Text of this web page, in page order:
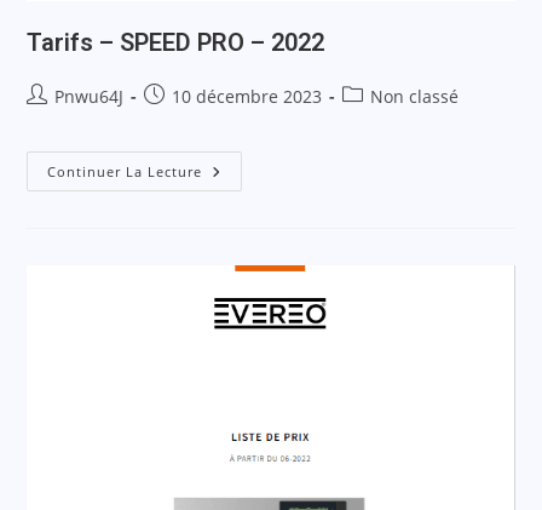
Tarifs – SPEED PRO – 2022
Pnwu64J 10 décembre 2023 Non classé
Continuer La Lecture